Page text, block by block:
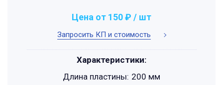
Запросить КП и стоимость
Цена от 150 ₽ / шт
Характеристики:
Длина пластины: 200 мм